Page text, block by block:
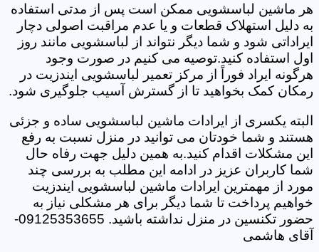
هر ماشین لباسشویی ممکن است پس از مدتی استفاده
به دلیل استهلاک قطعات و یا عدم مراقبت اصولی دچار
ایراداتی شود و شما دیگر نتواند از لباسشویی مانند روز
اول استفاده کنید.توصیه می کنیم در صورت وجود
هرگونه ایراد فوراً از مرکز تعمیر لباسشویی ایندزیت در
رمکان کمک بخواهید تا از گسترش آسیب جلوگیری شود.
البته یکسری از ایرادات ماشین لباسشویی ساده و جزئی
هستند و شما خودتان می توانید در منزل نسبت به رفع
این مشکلات اقدام کنید.به همین دلیل جهت رفاه حال
شما کاربران عزیز در ادامه این مطلب به بررسی چند
مورد از مهمترین ایرادات ماشین لباسشویی ایندزیت
خواهیم پرداخت تا شما دیگر برای هر مشکلی نیاز به
حضور تکنسین در منزل نداشته باشید. 09125353655-
آقای هاشمی